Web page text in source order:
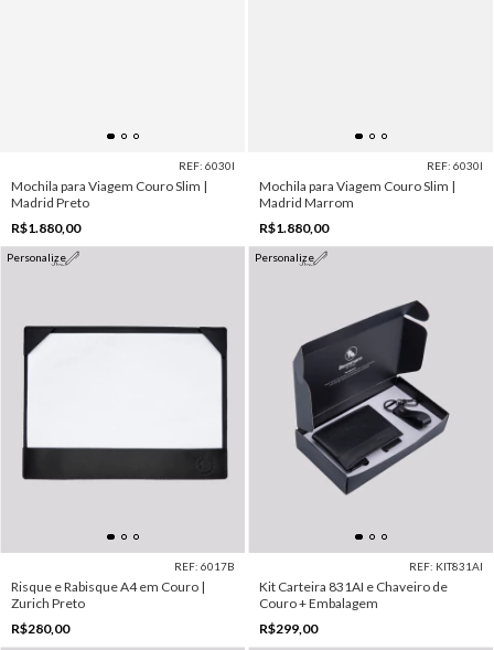
REF: 6030I
Mochila para Viagem Couro Slim |
Madrid Preto
R$1.880,00
REF: 6030I
Mochila para Viagem Couro Slim |
Madrid Marrom
R$1.880,00
Personalize
REF: 6017B
Risque e Rabisque A4 em Couro |
Zurich Preto
R$280,00
Personalize
REF: KIT831AI
Kit Carteira 831AI e Chaveiro de
Couro + Embalagem
R$299,00